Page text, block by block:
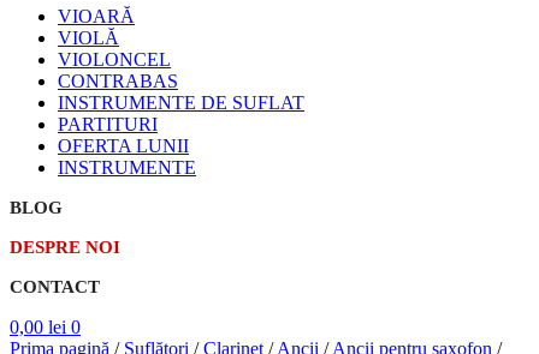
VIOARĂ
VIOLĂ
VIOLONCEL
CONTRABAS
INSTRUMENTE DE SUFLAT
PARTITURI
OFERTA LUNII
INSTRUMENTE
BLOG
DESPRE NOI
CONTACT
0,00 lei 0
Prima pagină / Suflători /Clarinet /Ancii /Ancii pentru saxofon /